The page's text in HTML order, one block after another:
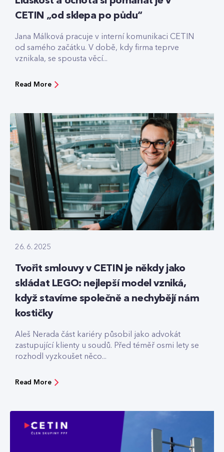
CETIN „od sklepa po půdu“
Jana Málková pracuje v interní komunikaci CETIN
od samého začátku. V době, kdy firma teprve
vznikala, se spousta věcí...
Read More
26. 6. 2025
Tvořit smlouvy v CETIN je někdy jako
skládat LEGO: nejlepší model vzniká,
když stavíme společně a nechybějí nám
kostičky
Aleš Nerada část kariéry působil jako advokát
zastupující klienty u soudů. Před téměř osmi lety se
rozhodl vyzkoušet něco...
Read More